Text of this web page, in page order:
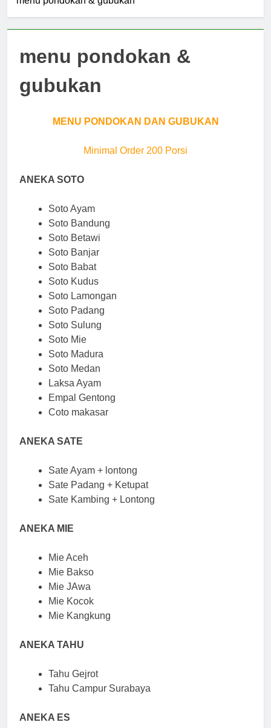
menu pondokan &
gubukan
MENU PONDOKAN DAN GUBUKAN
Minimal Order 200 Porsi
ANEKA SOTO
Soto Ayam
Soto Bandung
Soto Betawi
Soto Banjar
Soto Babat
Soto Kudus
Soto Lamongan
Soto Padang
Soto Sulung
Soto Mie
Soto Madura
Soto Medan
Laksa Ayam
Empal Gentong
Coto makasar
ANEKA SATE
Sate Ayam + lontong
Sate Padang + Ketupat
Sate Kambing + Lontong
ANEKA MIE
Mie Aceh
Mie Bakso
Mie JAwa
Mie Kocok
Mie Kangkung
ANEKA TAHU
Tahu Gejrot
Tahu Campur Surabaya
ANEKA ES